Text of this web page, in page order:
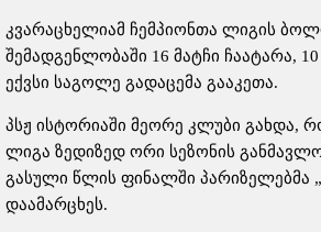
კვარაცხელიამ ჩემპიონთა ლიგის
შემადგენლობაში 16 მატჩი ჩაატარა,
ექვსი საგოლე გადაცემა გააკეთა.
პსჟ ისტორიაში მეორე კლუბი გახდა,
ლიგა ზედიზედ ორი სეზონის
გასული წლის ფინალში პარიზელებმა
დაამარცხეს.